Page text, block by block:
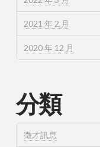
2021 年 2 月
2020 年 12 月
分類
徵才訊息